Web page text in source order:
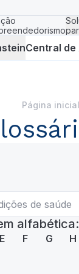
Central
Página inicial
alfabética:
E F G H